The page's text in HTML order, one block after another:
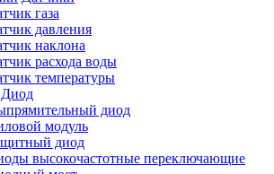
газа
давления
наклона
расхода воды
температуры
Диод
диод
модуль
диод
высокочастотные переключающие